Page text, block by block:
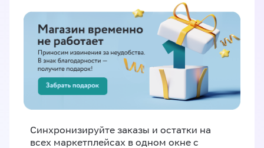
Синхронизируйте заказы и остатки на
всех маркетплейсах в одном окне с